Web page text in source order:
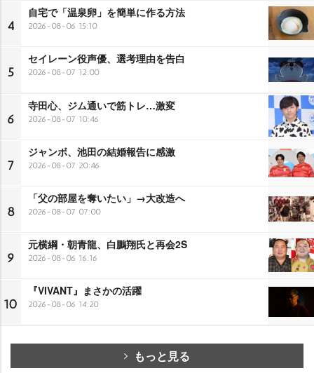
4
自宅で「温泉卵」を簡単に作る方法
2026-08-06 15:10
5
セイレーン役声優、選考理由を告白
2026-08-07 12:00
6
寺田心、ジム通いで筋トレ…激変
2026-08-07 10:46
7
ジャンボ、池田の結婚報告に感激
2026-08-07 20:46
8
「父の部屋を奪いたい」→大改造へ
2026-08-07 07:00
9
元横綱・朝青龍、白鵬翔氏と再会2S
2026-08-06 16:16
10
『VIVANT』まさかの活躍
2026-08-06 14:20
もっと見る